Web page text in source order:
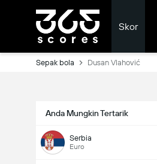
Skor
Sepak bola Dusan Vlahović
Anda Mungkin Tertarik
Serbia
Euro